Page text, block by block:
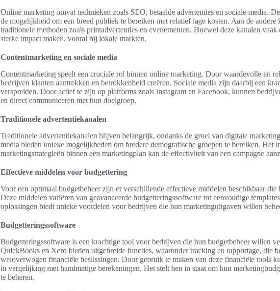
Online marketing omvat technieken zoals SEO, betaalde advertenties en sociale media.
de mogelijkheid om een breed publiek te bereiken met relatief lage kosten. Aan de
traditionele methoden zoals printadvertenties en evenementen. Hoewel deze kanalen
sterke impact maken, vooral bij lokale markten.
Contentmarketing en sociale media
Contentmarketing speelt een cruciale rol binnen online marketing. Door waardevolle en
bedrijven klanten aantrekken en betrokkenheid creëren. Sociale media zijn daarbij een
verspreiden. Door actief te zijn op platforms zoals Instagram en Facebook, kunnen
en direct communiceren met hun doelgroep.
Traditionele advertentiekanalen
Traditionele advertentiekanalen blijven belangrijk, ondanks de groei van digitale
media bieden unieke mogelijkheden om bredere demografische groepen te bereiken. Het
marketingstrategieën binnen een marketingplan kan de effectiviteit van een campagne
Effectieve middelen voor budgettering
Voor een optimaal budgetbeheer zijn er verschillende effectieve middelen beschikbaar die
Deze middelen variëren van geavanceerde budgetteringssoftware tot eenvoudige
oplossingen biedt unieke voordelen voor bedrijven die hun marketinguitgaven willen
Budgetteringssoftware
Budgetteringssoftware is een krachtige tool voor bedrijven die hun budgetbeheer willen
QuickBooks en Xero bieden uitgebreide functies, waaronder tracking en rapportage, die
weloverwogen financiële beslissingen. Door gebruik te maken van deze financiële tools
in vergelijking met handmatige berekeningen. Het stelt hen in staat om hun
te beheren.